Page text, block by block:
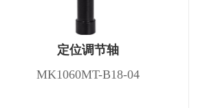
定位调节轴
MK1060MT-B18-04